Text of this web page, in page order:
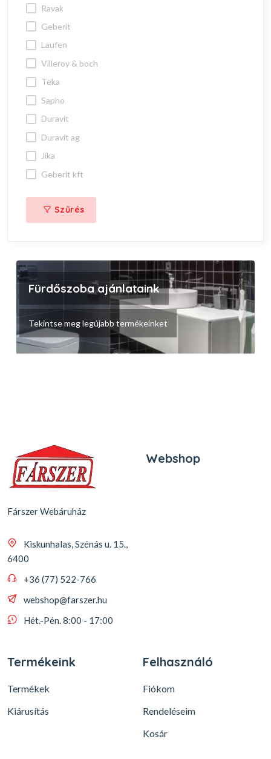
ravak
geberit
laufen
villeroy & boch
teka
sapho
duravit
duravit ag
jika
geberit kft
Szűrés
Fürdőszoba ajánlataink
Tekintse meg legújabb termékeinket
Fárszer Webáruház
Kiskunhalas, Szénás u. 15.,
6400
+36 (77) 522-766
webshop@farszer.hu
Hét.-Pén. 8:00 - 17:00
Webshop
Termékeink
Termékek
Kiárusítás
Felhasználó
Fiókom
Rendeléseim
Kosár